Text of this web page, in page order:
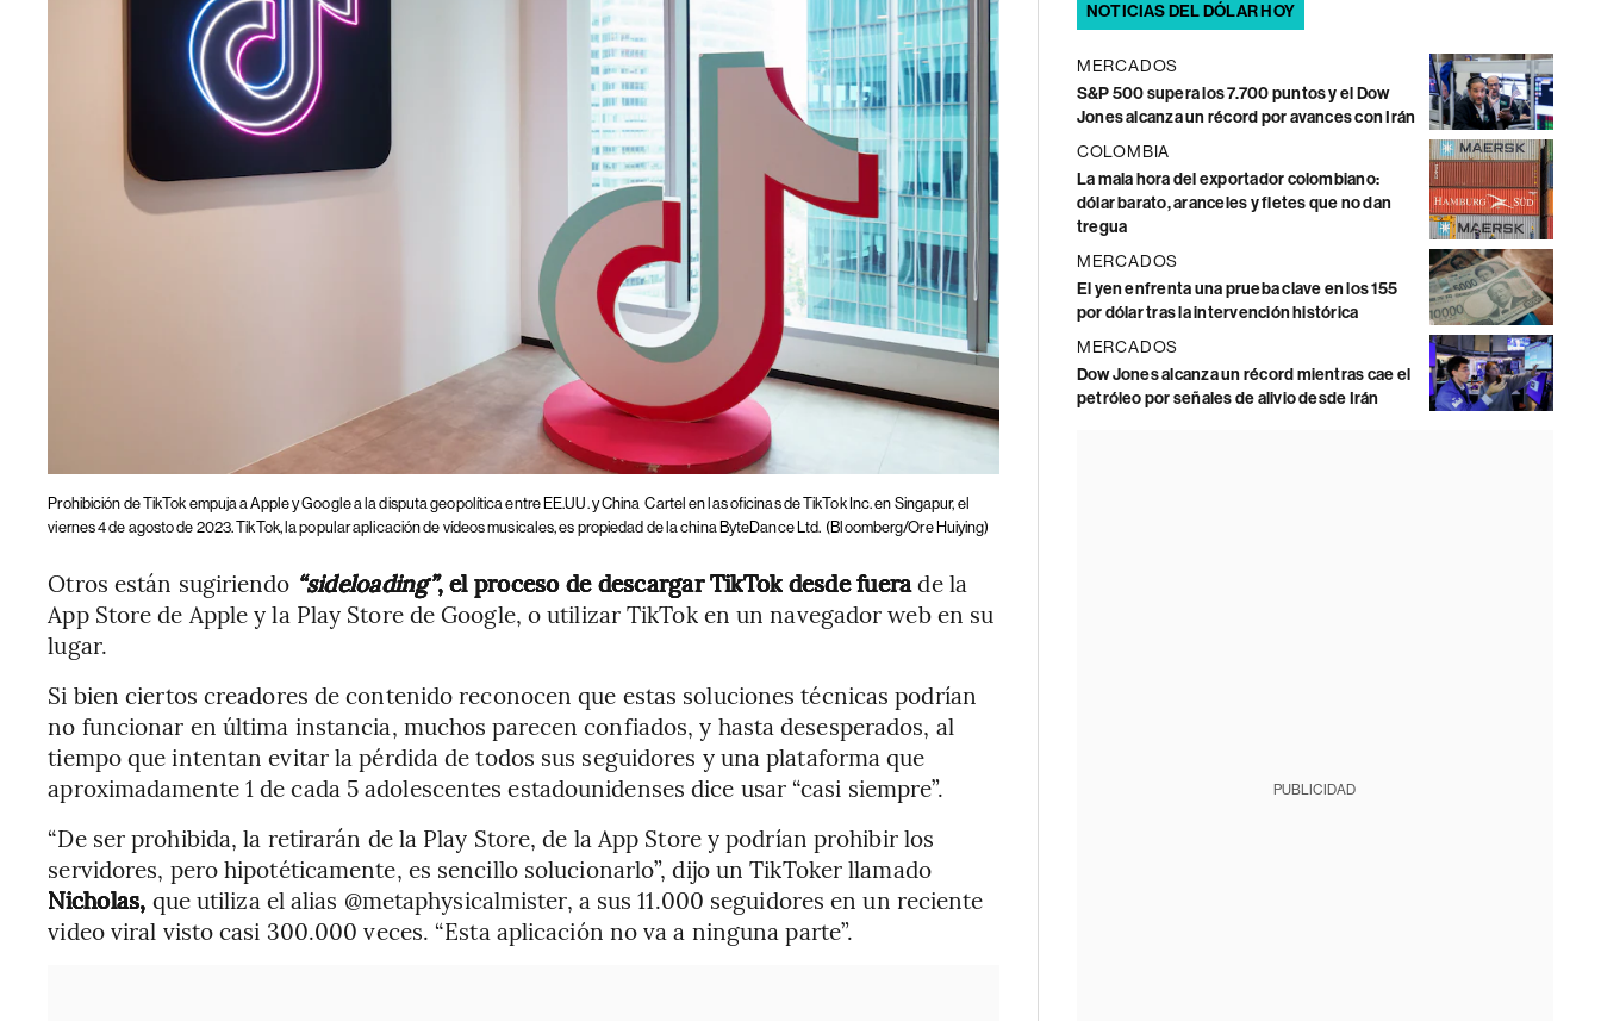
Prohibición de TikTok empuja a Apple y Google a la disputa geopolítica entre EE.UU. y China Cartel en las oficinas de TikTok Inc. en Singapur, el
viernes 4 de agosto de 2023. TikTok, la popular aplicación de vídeos musicales, es propiedad de la china ByteDance Ltd. (Bloomberg/Ore Huiying)
Otros están sugiriendo “sideloading”, el proceso de descargar TikTok desde fuerade la
App Store de Apple y la Play Store de Google, o utilizar TikTok en un navegador web en su
lugar.
Si bien ciertos creadores de contenido reconocen que estas soluciones técnicas podrían
no funcionar en última instancia, muchos parecen confiados, y hasta desesperados, al
tiempo que intentan evitar la pérdida de todos sus seguidores y una plataforma que
aproximadamente 1 de cada 5 adolescentes estadounidenses dice usar “casi siempre”.
“De ser prohibida, la retirarán de la Play Store, de la App Store y podrían prohibir los
servidores, pero hipotéticamente, es sencillo solucionarlo”, dijo un TikToker llamado
Nicholas, que utiliza el alias @metaphysicalmister, a sus 11.000 seguidores en un reciente
video viral visto casi 300.000 veces. “Esta aplicación no va a ninguna parte”.
NOTICIAS DEL DÓLAR HOY
MERCADOS
S&P 500 supera los 7.700 puntos y el Dow
Jones alcanza un récord por avances con Irán
COLOMBIA
La mala hora del exportador colombiano:
dólar barato, aranceles y fletes que no dan
tregua
MERCADOS
El yen enfrenta una prueba clave en los 155
por dólar tras la intervención histórica
MERCADOS
Dow Jones alcanza un récord mientras cae el
petróleo por señales de alivio desde Irán
PUBLICIDAD